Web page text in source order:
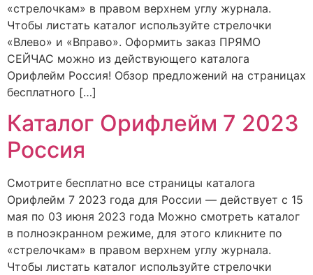
«стрелочкам» в правом верхнем углу журнала.
Чтобы листать каталог используйте стрелочки
«Влево» и «Вправо». Оформить заказ ПРЯМО
СЕЙЧАС можно из действующего каталога
Орифлейм Россия! Обзор предложений на страницах
бесплатного […]
Каталог Орифлейм 7 2023
Россия
Смотрите бесплатно все страницы каталога
Орифлейм 7 2023 года для России — действует с 15
мая по 03 июня 2023 года Можно смотреть каталог
в полноэкранном режиме, для этого кликните по
«стрелочкам» в правом верхнем углу журнала.
Чтобы листать каталог используйте стрелочки